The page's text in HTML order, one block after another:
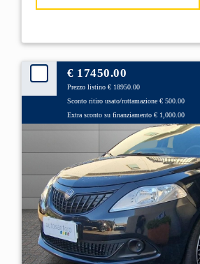
€ 17450.00
Prezzo listino € 18950.00
Sconto ritiro usato/rottamazione € 500.00
Extra sconto su finanziamento € 1,000.00